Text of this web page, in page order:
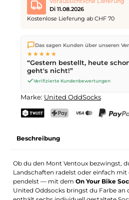
Di 11.08.2026
Kostenlose Lieferung ab CHF 70
Wir versenden direkt aus unserem
ist die Lieferung kostenlos.
werden noch am selben Tag
nächsten Werktagmit der
Das sagen Kunden über unseren
★★★★★
“Gestern bestellt, heute
geht's nicht!”
Verifizierte Kundenbewertungen
Marke: United OddSocks
Beschreibung
Ob du den Mont Ventoux bezwingst,
Landschaften radelst oder einfach mit
pendelst — mit demOn Your Bike
United Oddsocks bringst du Farbe an